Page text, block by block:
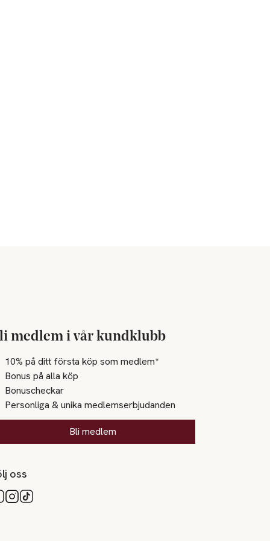
medlem i vår kundklubb
10% på ditt första köp som medlem*
Bonus på alla köp
Bonuscheckar
Personliga & unika medlemserbjudanden
Bli medlem
oss